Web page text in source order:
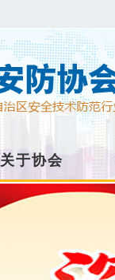
关于协会